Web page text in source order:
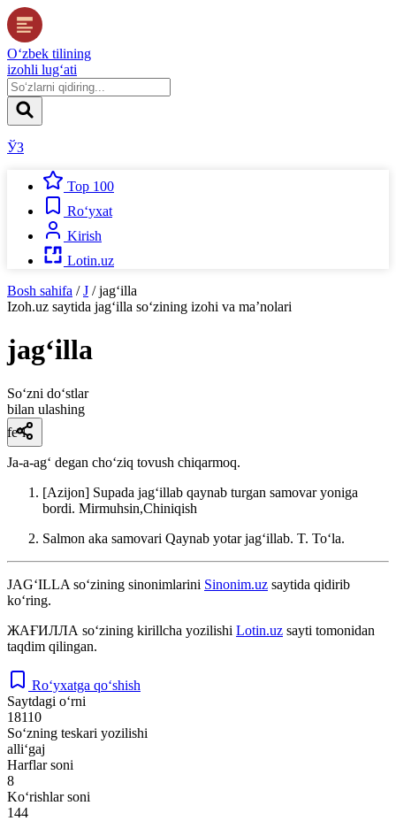
O‘zbek tilining
izohli lug‘ati
ЎЗ
Top 100
Ro‘yxat
Kirish
Lotin.uz
Bosh sahifa / J / jag‘illa
Izoh.uz saytida jag‘illa so‘zining izohi va ma’nolari
jag‘illa
So‘zni do‘stlar
bilan ulashing
fe’l
Ja-a-agʻ degan choʻziq tovush chiqarmoq.
[Azijon] Supada jagʻillab qaynab turgan samovar yoniga
bordi. Mirmuhsin,Chiniqish
Salmon aka samovari Qaynab yotar jagʻillab. T. Toʻla.
JAG‘ILLA so‘zining sinonimlarini Sinonim.uz saytida qidirib
ko‘ring.
ЖАҒИЛЛА so‘zining kirillcha yozilishi Lotin.uz sayti tomonidan
taqdim qilingan.
Ro‘yxatga qo‘shish
Saytdagi o‘rni
18110
So‘zning teskari yozilishi
alli‘gaj
Harflar soni
8
Ko‘rishlar soni
144